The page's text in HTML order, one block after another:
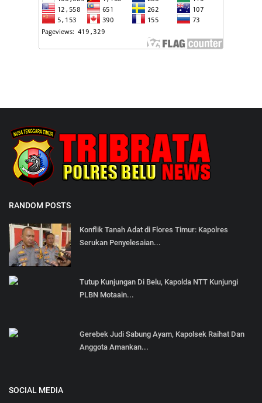
RANDOM POSTS
Konflik Tanah Adat di Flores Timur: Kapolres
Serukan Penyelesaian...
Tutup Kunjungan Di Belu, Kapolda NTT Kunjungi
PLBN Motaain...
Gerebek Judi Sabung Ayam, Kapolsek Raihat Dan
Anggota Amankan...
SOCIAL MEDIA